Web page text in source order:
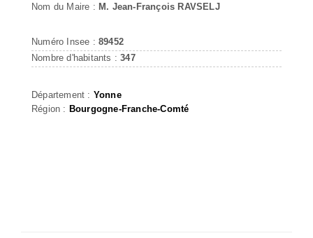
Nom du Maire : M. Jean-François RAVSELJ
Numéro Insee : 89452
Nombre d'habitants :347
Département : Yonne
Région : Bourgogne-Franche-Comté